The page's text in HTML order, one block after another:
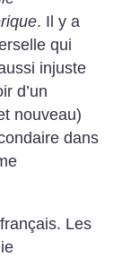
. Il y a
qui
injuste
d’un
nouveau)
dans
Les